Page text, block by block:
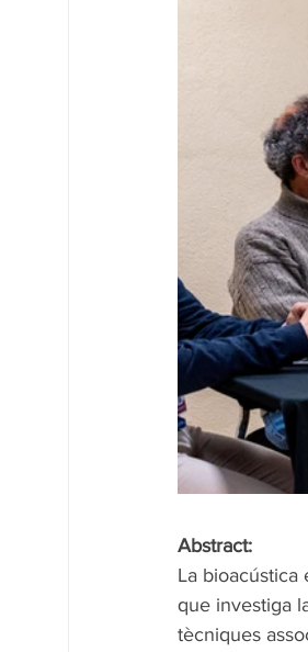
Abstract:
La bioacústica
que investiga
tècniques